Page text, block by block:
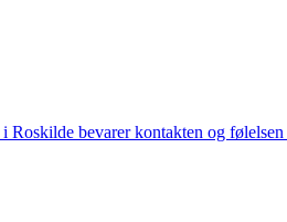
bevarer kontakten og